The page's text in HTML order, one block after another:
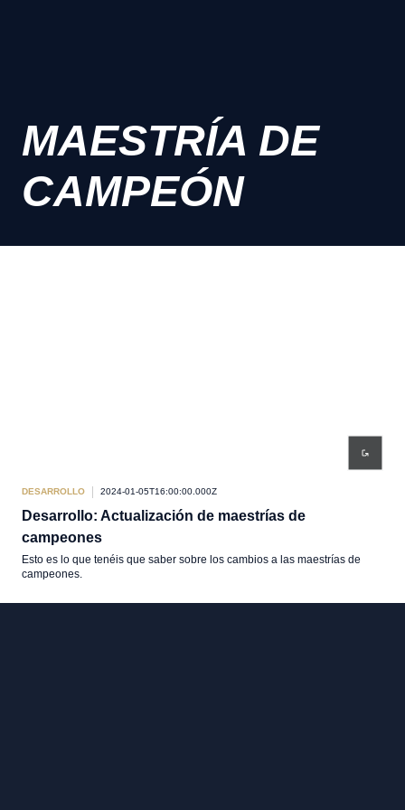
MAESTRÍA DE
CAMPEÓN
DESARROLLO 2024-01-05T16:00:00.000Z
Desarrollo: Actualización de maestrías de
campeones
Esto es lo que tenéis que saber sobre los cambios a las maestrías de
campeones.